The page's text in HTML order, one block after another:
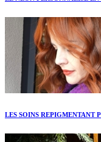
LES SOINS REPIGMENTANT